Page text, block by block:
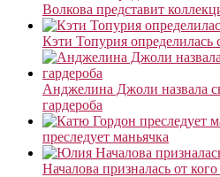
Волкова представит
Кэти Топурия определилась
Анджелина Джоли назвала
гардероба
преследует маньячка
Началова призналась от